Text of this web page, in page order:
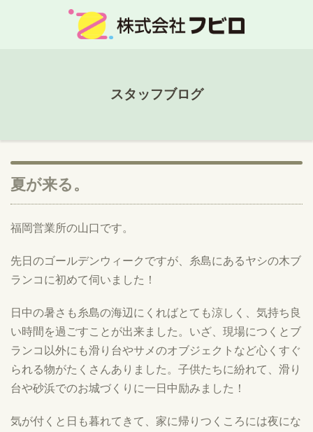
スタッフブログ
夏が来る。
福岡営業所の山口です。
先日のゴールデンウィークですが、糸島にあるヤシの木ブ
ランコに初めて伺いました！
日中の暑さも糸島の海辺にくればとても涼しく、気持ち良
い時間を過ごすことが出来ました。いざ、現場につくとブ
ランコ以外にも滑り台やサメのオブジェクトなど心くすぐ
られる物がたくさんありました。子供たちに紛れて、滑り
台や砂浜でのお城づくりに一日中励みました！
気が付くと日も暮れてきて、家に帰りつくころには夜にな